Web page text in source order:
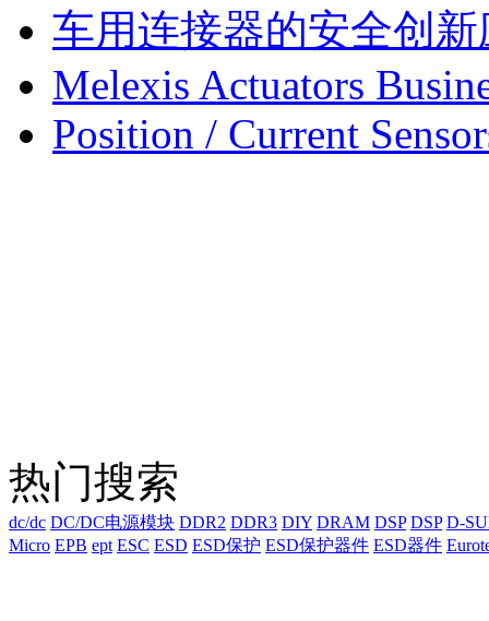
车用连接器的安全创新
Melexis Actuators
Position / Current
热门搜索
dc/dc DC/DC电源模块 DDR2 DDR3 DIY DRAM DSP DSP D-
Micro EPB ept ESC ESD ESD保护 ESD保护器件 ESD器件